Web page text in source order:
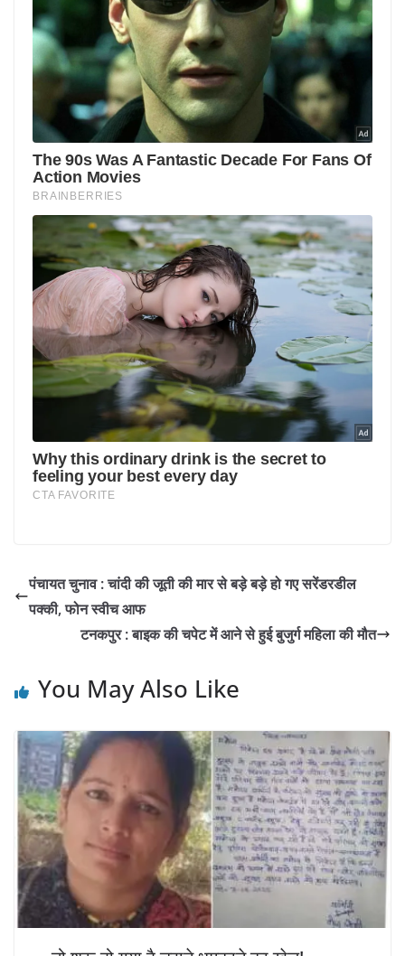
पंचायत चुनाव : चांदी की जूती की मार से बड़े बड़े हो गए सरेंडरडील
पक्की, फोन स्वीच आफ
टनकपुर : बाइक की चपेट में आने से हुई बुजुर्ग महिला की मौत
You May Also Like